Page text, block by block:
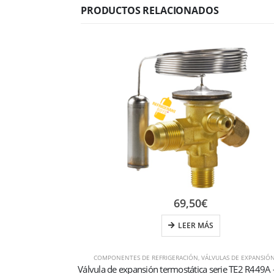
PRODUCTOS RELACIONADOS
COMPONENTES DE REFRIGERACIÓN ,VÁLVULAS DE
69,50€
LEER MÁS